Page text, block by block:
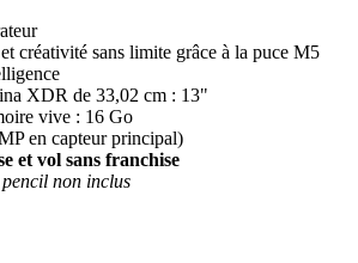
créativité sans limite grâce à la puce M5
XDR de 33,02 cm : 13"
vive : 16 Go
en capteur principal)
et vol sans franchise
non inclus